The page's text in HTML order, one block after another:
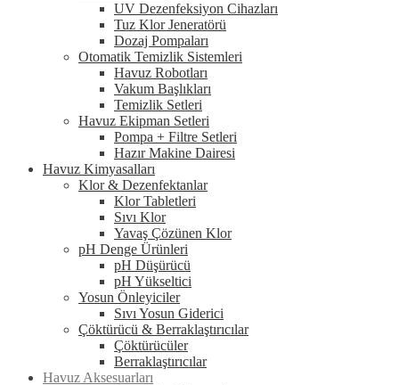
UV Dezenfeksiyon Cihazları
Tuz Klor Jeneratörü
Dozaj Pompaları
Otomatik Temizlik Sistemleri
Havuz Robotları
Vakum Başlıkları
Temizlik Setleri
Havuz Ekipman Setleri
Pompa + Filtre Setleri
Hazır Makine Dairesi
Havuz Kimyasalları
Klor & Dezenfektanlar
Klor Tabletleri
Sıvı Klor
Yavaş Çözünen Klor
pH Denge Ürünleri
pH Düşürücü
pH Yükseltici
Yosun Önleyiciler
Sıvı Yosun Giderici
Çöktürücü & Berraklaştırıcılar
Çöktürücüler
Berraklaştırıcılar
Havuz Aksesuarları